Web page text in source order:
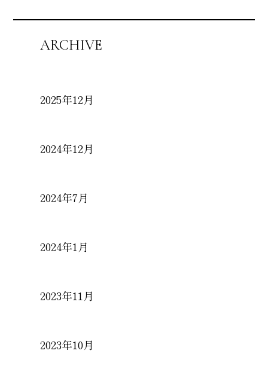
ARCHIVE
2025年12月
2024年12月
2024年7月
2024年1月
2023年11月
2023年10月